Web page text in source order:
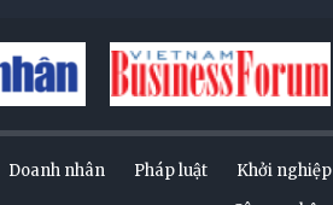
Doanh nhân Pháp luật Khởi nghiệp